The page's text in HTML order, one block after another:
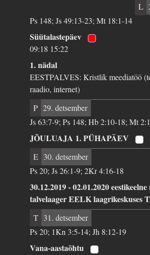
L
Ps 148; Js 49:13-23; Mt 18:1-14
Süütalastepäev
09:18 15:22
1. nädal
EESTPALVES: Kristlik meediatöö
raadio, internet)
P 29. detsember
Js 63:7-9; Ps 148; Hb 2:10-18; Mt
JÕULUAJA 1. PÜHAPÄEV
E 30. detsember
Ps 20; Js 26:1-9; 2Kr 4:16-18
30.12.2019 - 02.01.2020
talvelaager EELK laagrikeskuses
T 31. detsember
Ps 20; 1Kn 3:5-14; Jh 8:12-19
Vana-aastaõhtu